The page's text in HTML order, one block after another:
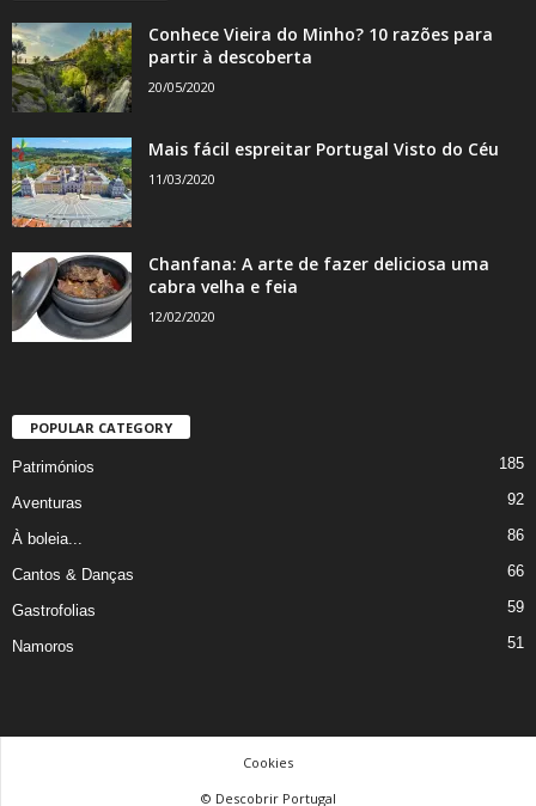
Conhece Vieira do Minho? 10 razões para
partir à descoberta
20/05/2020
Mais fácil espreitar Portugal Visto do Céu
11/03/2020
Chanfana: A arte de fazer deliciosa uma
cabra velha e feia
12/02/2020
POPULAR CATEGORY
Patrimónios 185
Aventuras 92
À boleia... 86
Cantos & Danças 66
Gastrofolias 59
Namoros 51
Cookies
© Descobrir Portugal